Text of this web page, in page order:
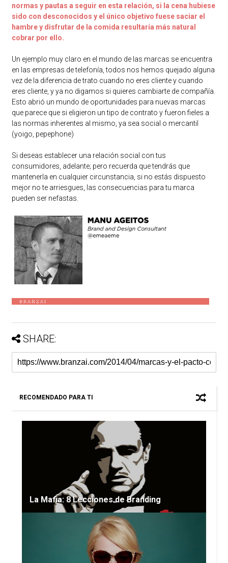
normas y pautas a seguir en esta relación, si la cena hubiese
sido con desconocidos y el único objetivo fuese saciar el
hambre y disfrutar de la comida resultaría más natural
cobrar por ello.
Un ejemplo muy claro en el mundo de las marcas se encuentra
en las empresas de telefonía, todos nos hemos quejado alguna
vez de la diferencia de trato cuando no eres cliente y cuando
eres cliente, y ya no digamos si quieres cambiarte de compañía.
Esto abrió un mundo de oportunidades para nuevas marcas
que parece que si eligieron un tipo de contrato y fueron fieles a
las normas inherentes al mismo, ya sea social o mercantil
(yoigo, pepephone)
Si deseas establecer una relación social con tus
consumidores, adelante; pero recuerda que tendrás que
mantenerla en cualquier circunstancia, si no estás dispuesto
mejor no te arriesgues, las consecuencias para tu marca
pueden ser nefastas.
SHARE:
RECOMENDADO PARA TI
La Mafia: 8 Lecciones de Branding